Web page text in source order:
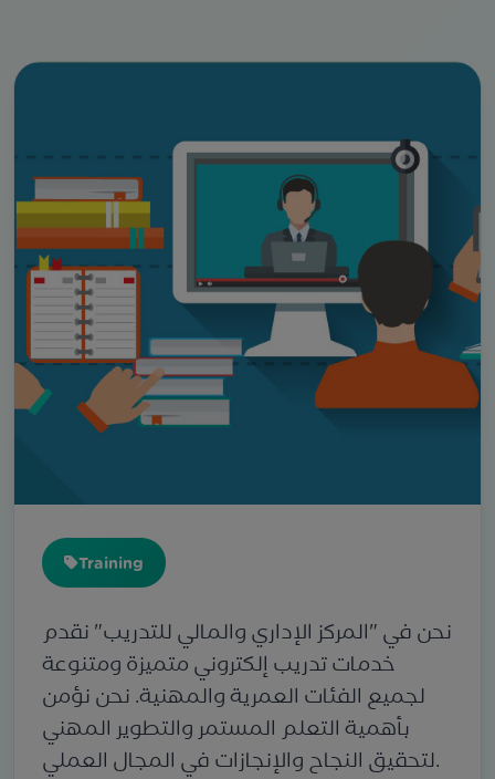
Training
نحن في "المركز الإداري والمالي للتدريب" نقدم
خدمات تدريب إلكتروني متميزة ومتنوعة
لجميع الفئات العمرية والمهنية. نحن نؤمن
بأهمية التعلم المستمر والتطوير المهني
لتحقيق النجاح والإنجازات في المجال العملي.